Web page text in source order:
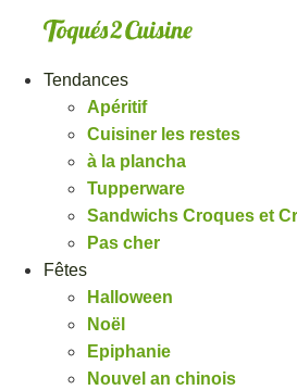
Tendances
Apéritif
Cuisiner les restes
à la plancha
Tupperware
Sandwichs Croques et
Pas cher
Fêtes
Halloween
Noël
Epiphanie
Nouvel an chinois